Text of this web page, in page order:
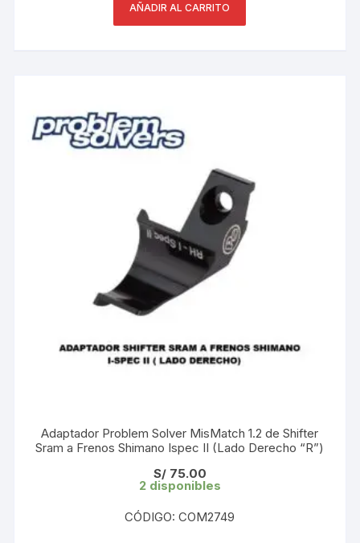
AÑADIR AL CARRITO
Adaptador Problem Solver MisMatch 1.2 de Shifter
Sram a Frenos Shimano Ispec II (Lado Derecho “R”)
S/75.00
2 disponibles
CÓDIGO: COM2749